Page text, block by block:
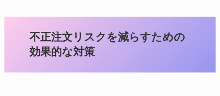
不正注文リスクを減らすための
効果的な対策